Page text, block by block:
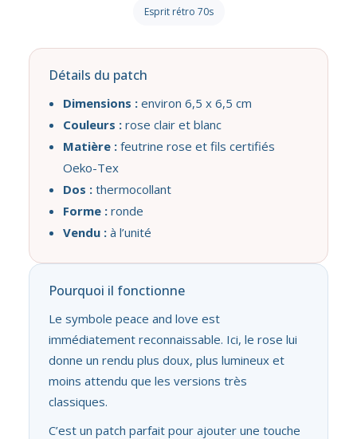
Esprit rétro 70s
Détails du patch
Dimensions : environ 6,5 x 6,5 cm
Couleurs : rose clair et blanc
Matière : feutrine rose et fils certifiés
Oeko-Tex
Dos : thermocollant
Forme : ronde
Vendu : à l’unité
Pourquoi il fonctionne
Le symbole peace and love est
immédiatement reconnaissable. Ici, le rose lui
donne un rendu plus doux, plus lumineux et
moins attendu que les versions très
classiques.
C’est un patch parfait pour ajouter une touche